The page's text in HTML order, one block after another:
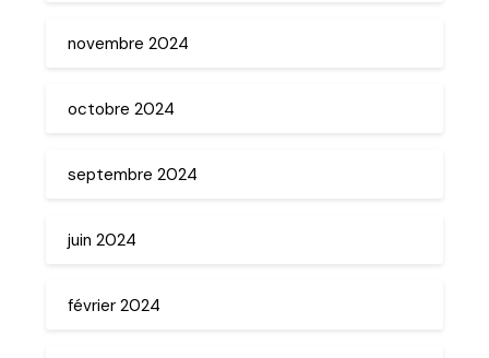
novembre 2024
octobre 2024
septembre 2024
juin 2024
février 2024